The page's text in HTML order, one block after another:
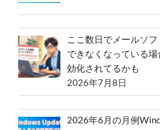
ここ数日でメールソ
できなくなっている
効化されてるかも
2026年7月8日
2026年6月の月例